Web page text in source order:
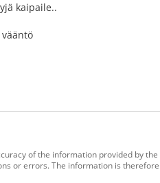
kaipaile..
of the information provided by
or errors. The information is